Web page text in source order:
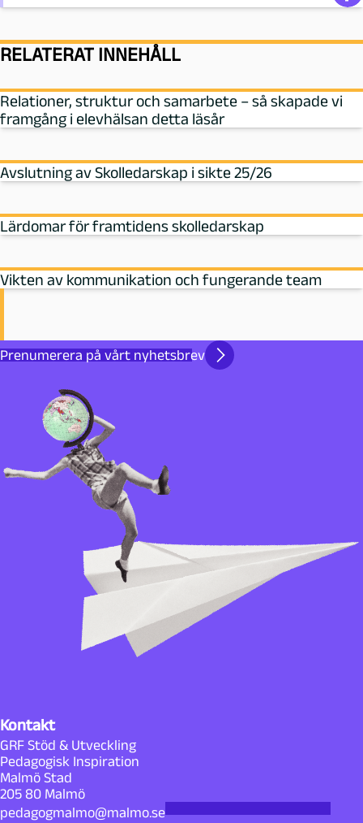
RELATERAT INNEHÅLL
Relationer, struktur och samarbete – så skapade vi
framgång i elevhälsan detta läsår
Avslutning av Skolledarskap i sikte 25/26
Lärdomar för framtidens skolledarskap
Vikten av kommunikation och fungerande team
Prenumerera på vårt nyhetsbrev
Kontakt
GRF Stöd & Utveckling
Pedagogisk Inspiration
Malmö Stad
205 80 Malmö
pedagogmalmo@malmo.se